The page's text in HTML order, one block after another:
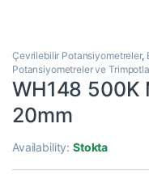
Çevrilebilir Potansiyometreler,
Potansiyometreler ve
WH148 500K
20mm
Availability:Stokta